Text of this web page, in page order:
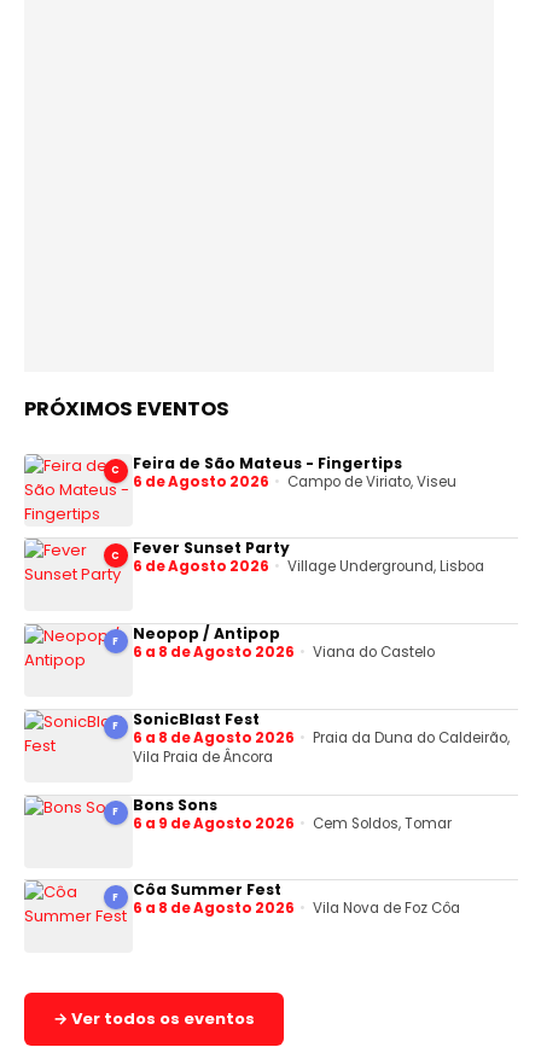
PRÓXIMOS EVENTOS
C Feira de São Mateus - Fingertips
6 de Agosto 2026 Campo de Viriato, Viseu
C Fever Sunset Party
6 de Agosto 2026 Village Underground, Lisboa
F Neopop / Antipop
6 a 8 de Agosto 2026 Viana do Castelo
F SonicBlast Fest
6 a 8 de Agosto 2026
Praia da Duna do Caldeirão,
Vila Praia de Âncora
F Bons Sons
6 a 9 de Agosto 2026 Cem Soldos, Tomar
F Côa Summer Fest
6 a 8 de Agosto 2026 Vila Nova de Foz Côa
→ Ver todos os eventos